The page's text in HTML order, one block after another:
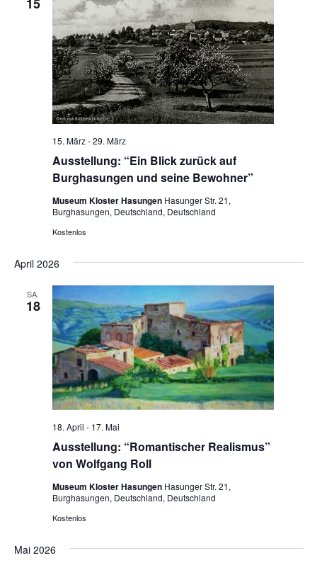
Ausstellung: “Ein Blick zurück auf
Burghasungen und seine Bewohner”
15. März-29. März
Museum Kloster Hasungen Hasunger Str. 21,
Burghasungen, Deutschland, Deutschland
Kostenlos
April 2026
SA.
18
Ausstellung: “Romantischer Realismus”
von Wolfgang Roll
18. April - 17. Mai
Museum Kloster Hasungen Hasunger Str. 21,
Burghasungen, Deutschland, Deutschland
Kostenlos
Mai 2026